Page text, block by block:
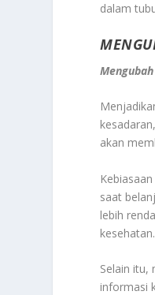
dalam
akan
saat
lebih
kesehatan.
Selain itu,
informasi